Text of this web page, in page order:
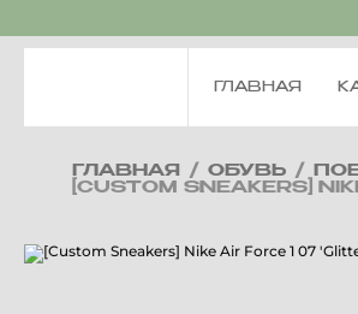
ГЛАВНАЯ
ГЛАВНАЯ / ОБУВЬ /
[CUSTOM SNEAKERS]